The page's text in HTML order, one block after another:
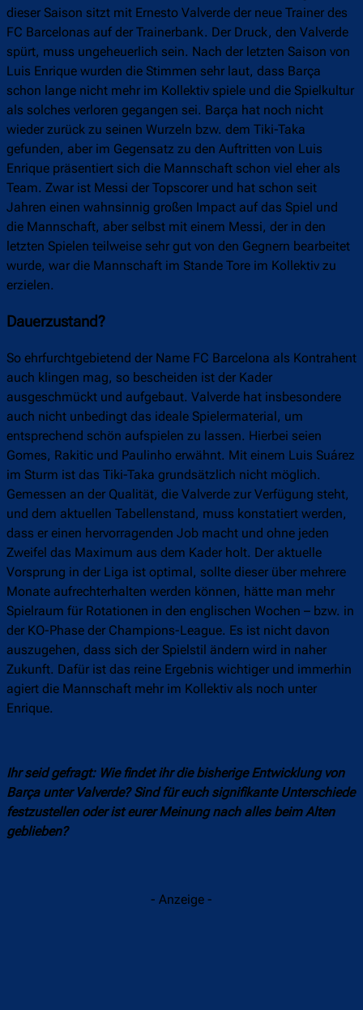
dieser Saison sitzt mit Ernesto Valverde der neue Trainer des
FC Barcelonas auf der Trainerbank. Der Druck, den Valverde
spürt, muss ungeheuerlich sein. Nach der letzten Saison von
Luis Enrique wurden die Stimmen sehr laut, dass Barça
schon lange nicht mehr im Kollektiv spiele und die Spielkultur
als solches verloren gegangen sei. Barça hat noch nicht
wieder zurück zu seinen Wurzeln bzw. dem Tiki-Taka
gefunden, aber im Gegensatz zu den Auftritten von Luis
Enrique präsentiert sich die Mannschaft schon viel eher als
Team. Zwar ist Messi der Topscorer und hat schon seit
Jahren einen wahnsinnig großen Impact auf das Spiel und
die Mannschaft, aber selbst mit einem Messi, der in den
letzten Spielen teilweise sehr gut von den Gegnern bearbeitet
wurde, war die Mannschaft im Stande Tore im Kollektiv zu
erzielen.
Dauerzustand?
So ehrfurchtgebietend der Name FC Barcelona als Kontrahent
auch klingen mag, so bescheiden ist der Kader
ausgeschmückt und aufgebaut. Valverde hat insbesondere
auch nicht unbedingt das ideale Spielermaterial, um
entsprechend schön aufspielen zu lassen. Hierbei seien
Gomes, Rakitic und Paulinho erwähnt. Mit einem Luis Suárez
im Sturm ist das Tiki-Taka grundsätzlich nicht möglich.
Gemessen an der Qualität, die Valverde zur Verfügung steht,
und dem aktuellen Tabellenstand, muss konstatiert werden,
dass er einen hervorragenden Job macht und ohne jeden
Zweifel das Maximum aus dem Kader holt. Der aktuelle
Vorsprung in der Liga ist optimal, sollte dieser über mehrere
Monate aufrechterhalten werden können, hätte man mehr
Spielraum für Rotationen in den englischen Wochen – bzw. in
der KO-Phase der Champions-League. Es ist nicht davon
auszugehen, dass sich der Spielstil ändern wird in naher
Zukunft. Dafür ist das reine Ergebnis wichtiger und immerhin
agiert die Mannschaft mehr im Kollektiv als noch unter
Enrique.
Ihr seid gefragt: Wie findet ihr die bisherige Entwicklung von
Barça unter Valverde? Sind für euch signifikante Unterschiede
festzustellen oder ist eurer Meinung nach alles beim Alten
geblieben?
- Anzeige -